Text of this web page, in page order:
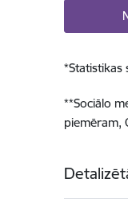
*Statistikas
**Sociālo
piemēram,